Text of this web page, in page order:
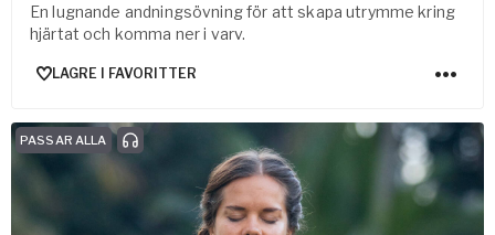
En lugnande andningsövning för att skapa utrymme kring
hjärtat och komma ner i varv.
LAGRE I FAVORITTER
PASSAR ALLA